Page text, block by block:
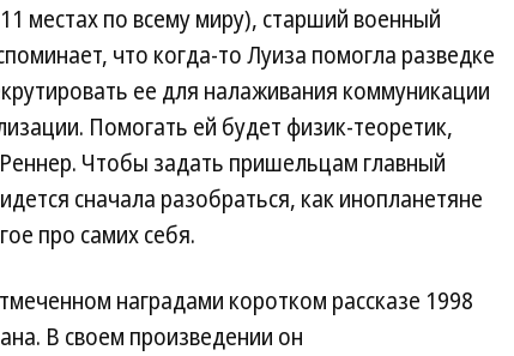
местах по всему миру), старший военный
что когда-то Луиза помогла разведке
ее для налаживания коммуникации
Помогать ей будет физик-теоретик,
Чтобы задать пришельцам главный
сначала разобраться, как инопланетяне
про самих себя.
наградами коротком рассказе 1998
В своем произведении он